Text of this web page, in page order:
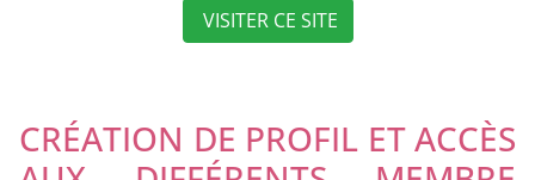
VISITER CE SITE
CRÉATION DE PROFIL ET ACCÈS